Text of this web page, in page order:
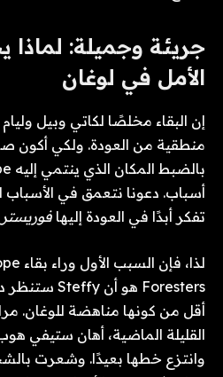
جريئة وجميلة:
الأمل في لوغان
إن البقاء مخلصًا لكاتي وبيل
منطقية من العودة. ولكي أكون
أسباب. دعونا نتعمق في الأسباب
تفكر أبدًا في العودة إليها
أقل من كونها مناهضة للوغان.
القليلة الماضية، أهان ستيفي
وانتزع خطها بعيدًا. وشعرت